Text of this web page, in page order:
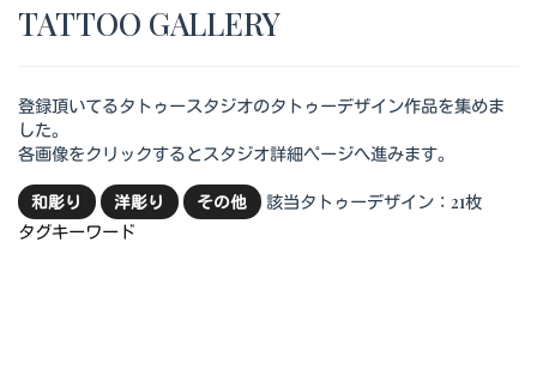
TATTOO GALLERY
登録頂いてるタトゥースタジオのタトゥーデザイン作品を集めま
した。
各画像をクリックするとスタジオ詳細ページへ進みます。
和彫り 洋彫り その他
該当タトゥーデザイン：21枚
タグキーワード